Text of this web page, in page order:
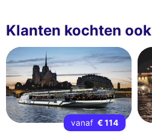
Klanten kochten ook
vanaf € 114